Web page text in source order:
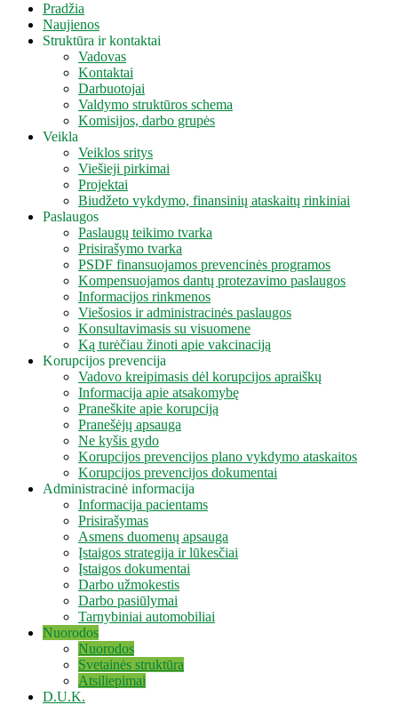
Pradžia
Naujienos
Struktūra ir kontaktai
Vadovas
Kontaktai
Darbuotojai
Valdymo struktūros schema
Komisijos, darbo grupės
Veikla
Veiklos sritys
Viešieji pirkimai
Projektai
Biudžeto vykdymo, finansinių ataskaitų rinkiniai
Paslaugos
Paslaugų teikimo tvarka
Prisirašymo tvarka
PSDF finansuojamos prevencinės programos
Kompensuojamos dantų protezavimo paslaugos
Informacijos rinkmenos
Viešosios ir administracinės paslaugos
Konsultavimasis su visuomene
Ką turėčiau žinoti apie vakcinaciją
Korupcijos prevencija
Vadovo kreipimasis dėl korupcijos apraiškų
Informacija apie atsakomybę
Praneškite apie korupciją
Pranešėjų apsauga
Ne kyšis gydo
Korupcijos prevencijos plano vykdymo ataskaitos
Korupcijos prevencijos dokumentai
Administracinė informacija
Informacija pacientams
Prisirašymas
Asmens duomenų apsauga
Įstaigos strategija ir lūkesčiai
Įstaigos dokumentai
Darbo užmokestis
Darbo pasiūlymai
Tarnybiniai automobiliai
Nuorodos
Nuorodos
Svetainės struktūra
Atsiliepimai
D.U.K.